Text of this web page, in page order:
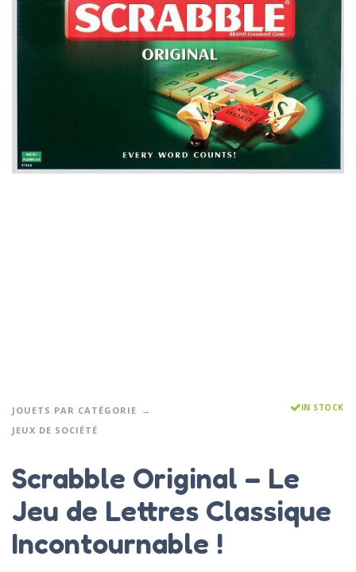
JOUETS PAR CATÉGORIE
JEUX DE SOCIÉTÉ
IN STOCK
Scrabble Original – Le
Jeu de Lettres Classique
Incontournable !